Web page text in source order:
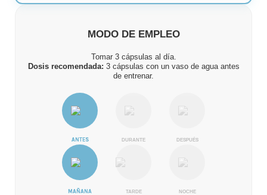
MODO DE EMPLEO
Tomar 3 cápsulas al día.
Dosis recomendada: 3 cápsulas con un vaso de agua antes
de entrenar.
ANTES DURANTE DESPUÉS
MAÑANA TARDE NOCHE